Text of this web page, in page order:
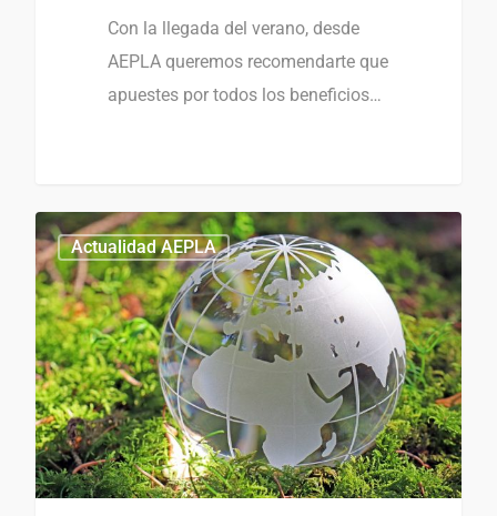
Con la llegada del verano, desde
AEPLA queremos recomendarte que
apuestes por todos los beneficios…
Actualidad AEPLA
0